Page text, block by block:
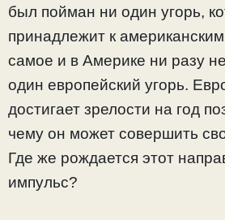
был пойман ни один угорь,
принадлежит к
самое и в Америке ни разу
один европейский угорь.
достигает зрелости на год
чему он может совершить
Где же рождается этот
импульс?